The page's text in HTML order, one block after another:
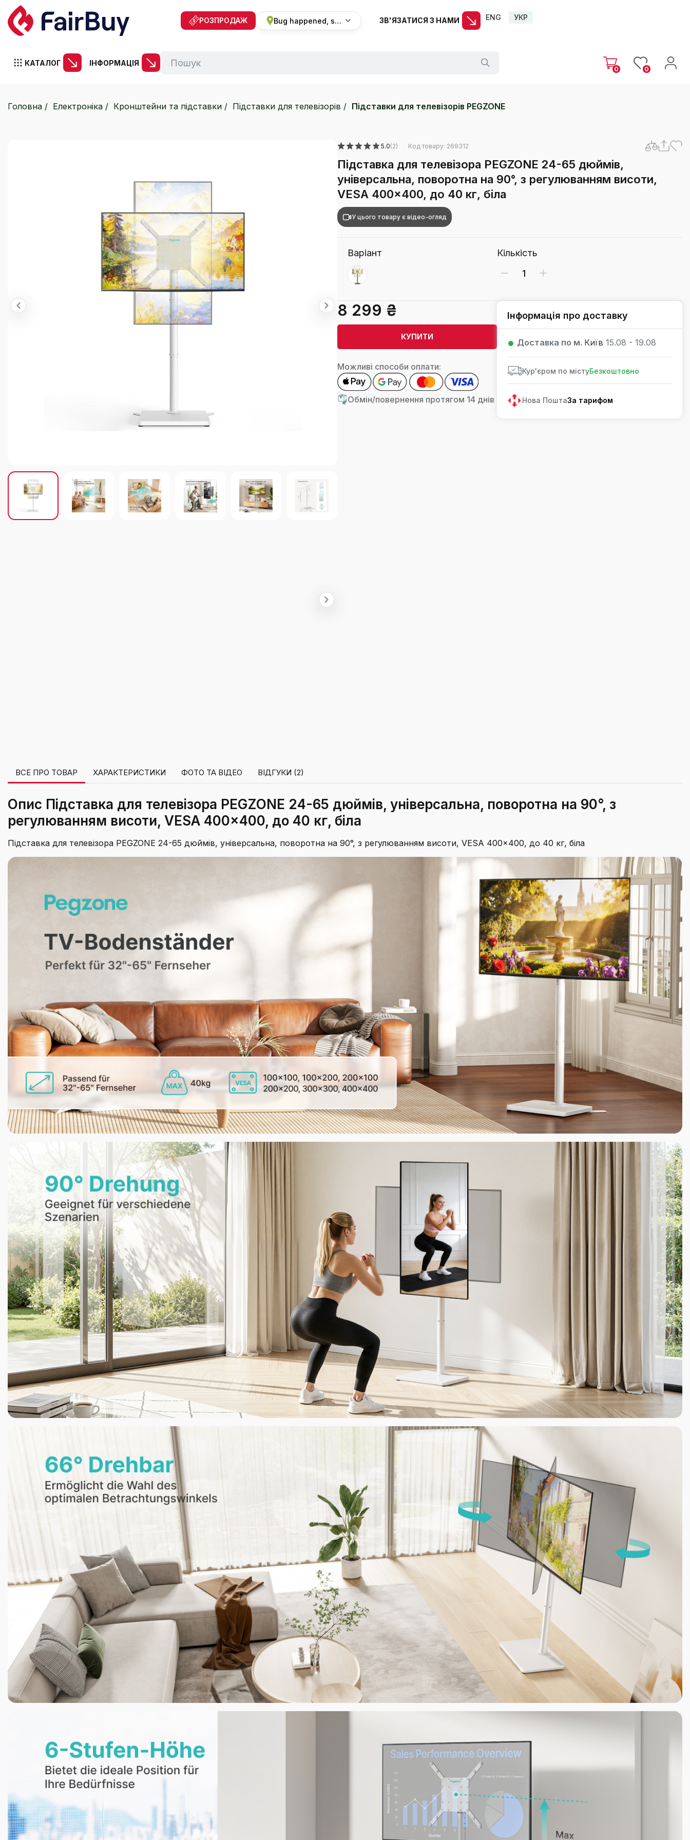
РОЗПРОДАЖ Bug happened, sorry ЗВ'ЯЗАТИСЯ З НАМИ ENG УКР
КАТАЛОГ ІНФОРМАЦІЯ
0 0
Головна Електроніка Кронштейни та підставки Підставки для телевізорів Підставки для телевізорів PEGZONE
5.0(2) Код товару: 269312
Підставка для телевізора PEGZONE 24-65 дюймів,
універсальна, поворотна на 90°, з регулюванням висоти,
VESA 400x400, до 40 кг, біла
У цього товару є відео-огляд
Варіант Кількість
8 299 ₴
КУПИТИ
Можливі способи оплати:
Обмін/повернення протягом 14 днів
Інформація про доставку
Доставка по м. Київ 15.08 - 19.08
Кур'єром по містуБезкоштовно
Нова ПоштаЗа тарифом
ВСЕ ПРО ТОВАР ХАРАКТЕРИСТИКИ ФОТО ТА ВІДЕО ВІДГУКИ (2)
Опис Підставка для телевізора PEGZONE 24-65 дюймів, універсальна, поворотна на 90°, з
регулюванням висоти, VESA 400x400, до 40 кг, біла
Підставка для телевізора PEGZONE 24-65 дюймів, універсальна, поворотна на 90°, з регулюванням висоти, VESA 400x400, до 40 кг, біла